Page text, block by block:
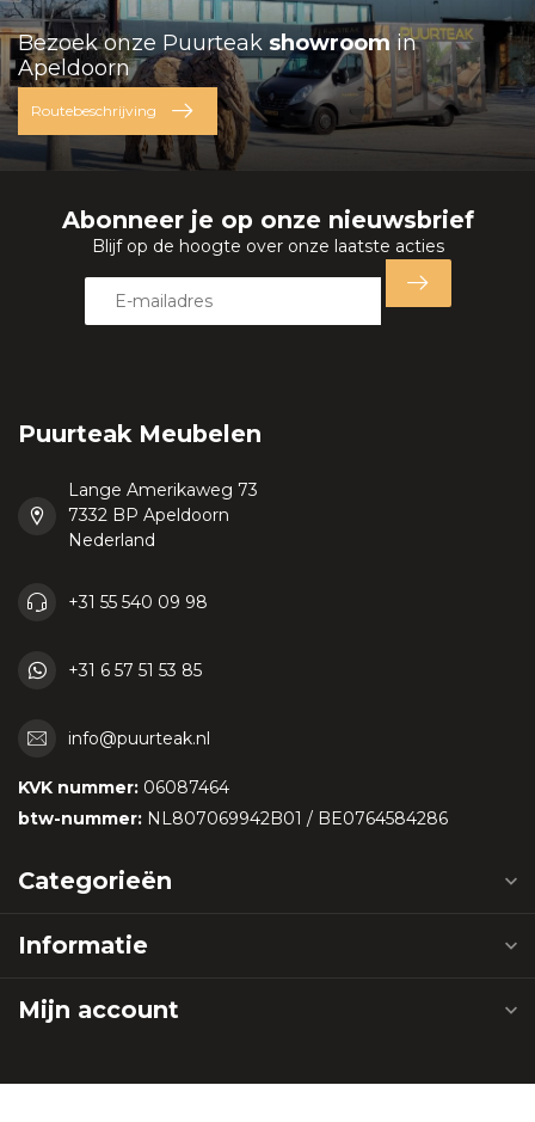
Bezoek onze Puurteak showroom in
Apeldoorn
Routebeschrijving
Abonneer je op onze nieuwsbrief
Blijf op de hoogte over onze laatste acties
Puurteak Meubelen
Lange Amerikaweg 73
7332 BP Apeldoorn
Nederland
+31 55 540 09 98
+31 6 57 51 53 85
info@puurteak.nl
KVK nummer: 06087464
btw-nummer: NL807069942B01 / BE0764584286
Categorieën
Informatie
Mijn account